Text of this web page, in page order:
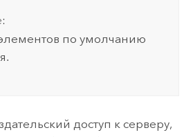
по умолчанию
доступ к серверу,